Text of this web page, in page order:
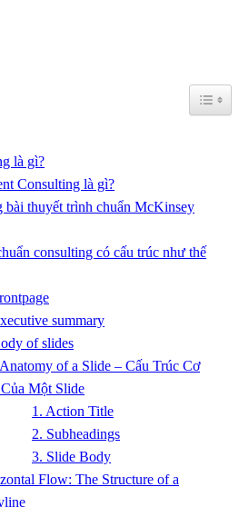
là gì?
Consulting là gì?
bài thuyết trình chuẩn McKinsey
consulting có cấu trúc như thế
summary
of slides
of a Slide – Cấu Trúc Cơ
Một Slide
1. Action Title
2. Subheadings
3. Slide Body
Flow: The Structure of a